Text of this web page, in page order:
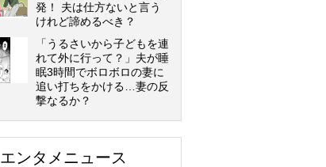
発！ 夫は仕方ないと言う
けれど諦めるべき？
「うるさいから子どもを連
れて外に行って？」夫が睡
眠3時間でボロボロの妻に
追い打ちをかける…妻の反
撃なるか？
エンタメニュース